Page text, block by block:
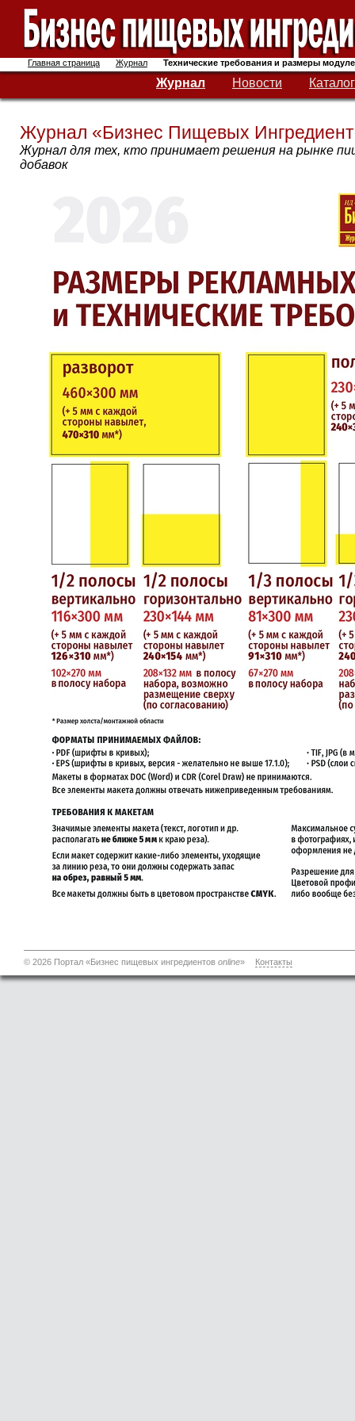
Главная страница Журнал Технические требования и размеры
Журнал Новости
Журнал «Бизнес Пищевых
Журнал для тех, кто принимает решения на рынке
добавок
© 2026 Портал «Бизнес пищевых ингредиентов online» Контакты